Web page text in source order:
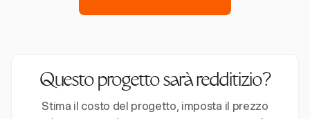
Questo progetto sarà redditizio?
Stima il costo del progetto, imposta il prezzo